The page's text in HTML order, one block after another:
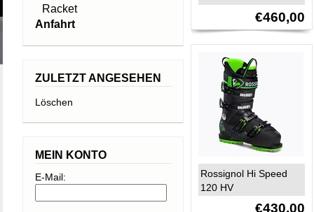
€460,00
Rossignol Hi Speed
120 HV
€430,00
Racket
Anfahrt
ZULETZT ANGESEHEN
Löschen
MEIN KONTO
E-Mail: